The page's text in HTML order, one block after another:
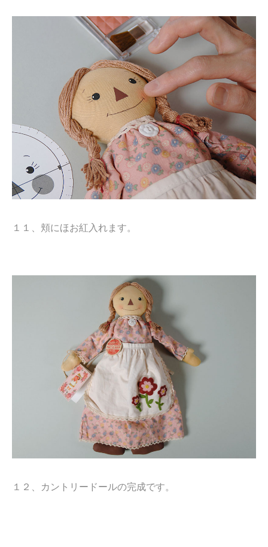
１１、頬にほお紅入れます。
１２、カントリードールの完成です。